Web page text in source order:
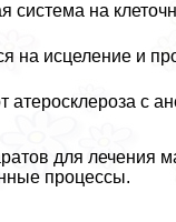
система на
на исцеление и
атеросклероза с
для лечения
процессы.